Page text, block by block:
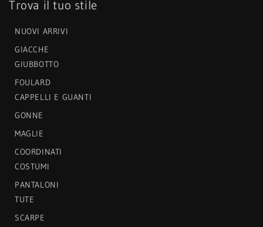
Trova il tuo stile
NUOVI ARRIVI
GIACCHE
GIUBBOTTO
FOULARD
CAPPELLI E GUANTI
GONNE
MAGLIE
COORDINATI
COSTUMI
PANTALONI
TUTE
SCARPE